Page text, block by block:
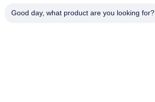
Good day, what product are you looking for?